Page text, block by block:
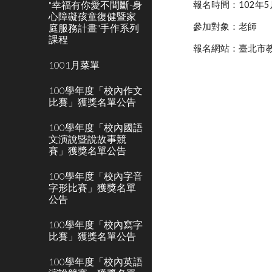
"幸福有你愛不間斷-身
心障礙孩童復健暨家
庭服務計畫"手作系列
課程
1001月菜單
100學年度「校內作文
比賽」獲獎名單公告
100學年度「校內國語
文演說暨說故事競
賽」獲獎名單公告
100學年度「校內字音
字形比賽」獲獎名單
公告
100學年度「校內寫字
比賽」獲獎名單公告
100學年度「校內英語
報名時間：102年5
參加對象：老師
報名網站：臺北市